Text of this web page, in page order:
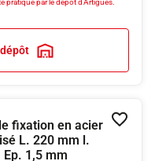
pratiqué par le dépôt d'Artigues.
fixation en acier
L. 220 mm l.
1,5 mm